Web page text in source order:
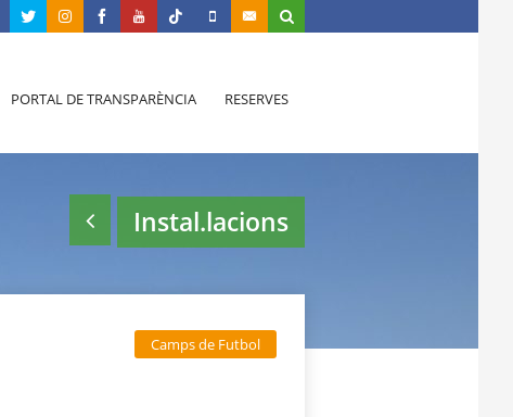
PORTAL DE TRANSPARÈNCIA RESERVES
Instal.lacions
Camps de Futbol